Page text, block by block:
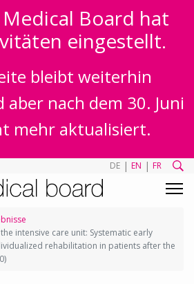
Medical Board hat
eingestellt.
bleibt weiterhin
nach dem 30. Juni
mehr aktualisiert.
DE | EN | FR
intensive care unit: Systematic early
rehabilitation in patients after the